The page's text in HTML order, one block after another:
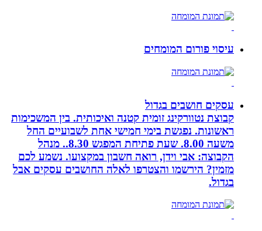
עיסוי פורום המומחים
עסקים חושבים בגדול
קבוצת נטוורקינג זומית קטנה ואיכותית. בין המשכימות
ראשונות. נפגשת בימי חמישי אחת לשבועיים החל
משעה 8.00. שעת פתיחת המפגש 8.30.. מנהל
הקבוצה: אבי וידן, רואה חשבון במקצועו. נשמע לכם
מזמין? הירשמו והצטרפו לאלה החושבים עסקים אבל
בגדול.